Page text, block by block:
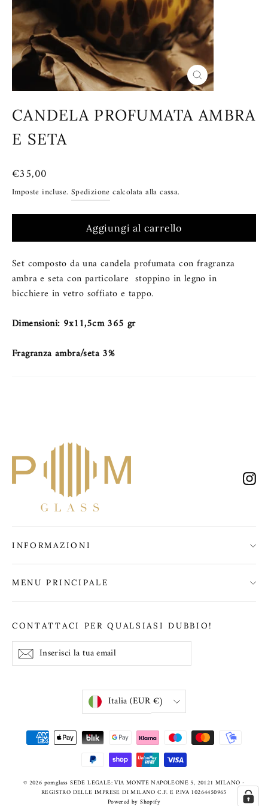
Chiudi
(esc)
CANDELA PROFUMATA AMBRA
E SETA
Prezzo
di
€35,00
Imposte incluse. Spedizione calcolata alla cassa.
Aggiungi al carrello
Set composto da una candela profumata con fragranza
ambra e seta con particolare stoppino in legno in
bicchiere in vetro soffiato e tappo.
Dimensioni: 9x11,5cm 365 gr
Fragranza ambra/seta 3%
INFORMAZIONI
MENU PRINCIPALE
CONTATTACI PER QUALSIASI DUBBIO!
Inserisci
tua
IscrivitiIscriviti
ValutaItalia (EUR €)
© 2026 pomglass SEDE LEGALE: VIA MONTE NAPOLEONE 5, 20121 MILANO -
REGISTRO DELLE IMPRESE DI MILANO C.F. E P.IVA 10264450965
Powered by Shopify